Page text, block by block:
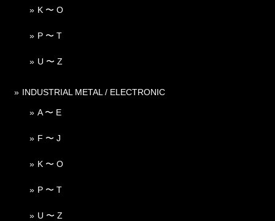
K 〜 O
P 〜 T
U 〜 Z
INDUSTRIAL METAL / ELECTRONIC
A 〜 E
F 〜 J
K 〜 O
P 〜 T
U 〜 Z